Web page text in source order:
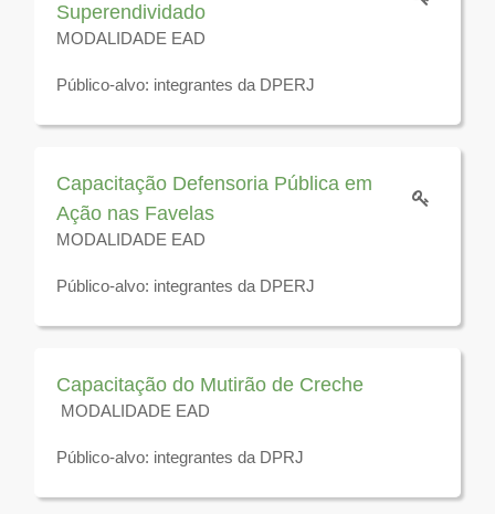
Superendividado
MODALIDADE EAD
Público-alvo: integrantes da DPERJ
Disponível para visualização até 31 de dezembro de
Capacitação Defensoria Pública em
Ação nas Favelas
MODALIDADE EAD
Público-alvo: integrantes da DPERJ
Disponível para visualização até 31 de dezembro de
Capacitação do Mutirão de Creche
MODALIDADE EAD
Público-alvo: integrantes da DPRJ
Disponível para visualização até 31 de dezembro de